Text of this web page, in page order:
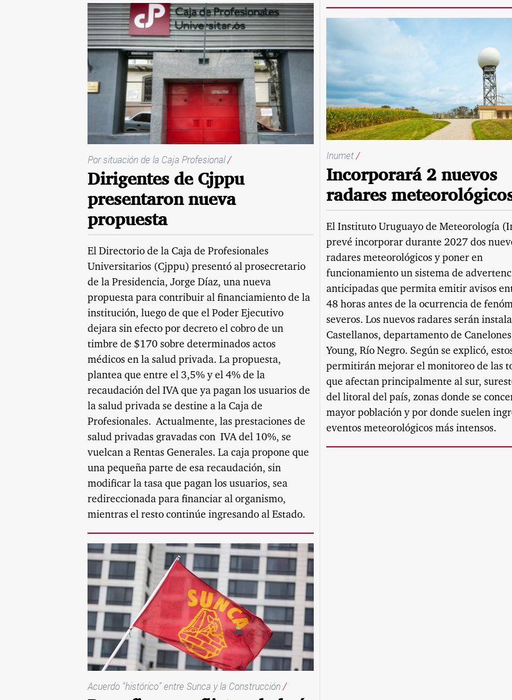
Por situación de la Caja Profesional/
Dirigentes de Cjppu
presentaron nueva
propuesta
El Directorio de la Caja de Profesionales
Universitarios (Cjppu) presentó al prosecretario
de la Presidencia, Jorge Díaz, una nueva
propuesta para contribuir al financiamiento de la
institución, luego de que el Poder Ejecutivo
dejara sin efecto por decreto el cobro de un
timbre de $170 sobre determinados actos
médicos en la salud privada. La propuesta,
plantea que entre el 3,5% y el 4% de la
recaudación del IVA que ya pagan los usuarios de
la salud privada se destine a la Caja de
Profesionales. Actualmente, las prestaciones de
salud privadas gravadas con IVA del 10%, se
vuelcan a Rentas Generales. La caja propone que
una pequeña parte de esa recaudación, sin
modificar la tasa que pagan los usuarios, sea
redireccionada para financiar al organismo,
mientras el resto continúe ingresando al Estado.
Acuerdo “histórico” entre Sunca y la Construcción/
Inumet/
Incorporará 2 nuevos
radares
El Instituto Uruguayo de Meteorología
prevé incorporar durante 2027 dos
radares meteorológicos y poner en
funcionamiento un sistema de
anticipadas que permita emitir avisos
48 horas antes de la ocurrencia de
severos. Los nuevos radares serán
Castellanos, departamento de
Young, Río Negro. Según se explicó,
permitirán mejorar el monitoreo de las
que afectan principalmente al sur,
del litoral del país, zonas donde se
mayor población y por donde suelen
eventos meteorológicos más intensos.